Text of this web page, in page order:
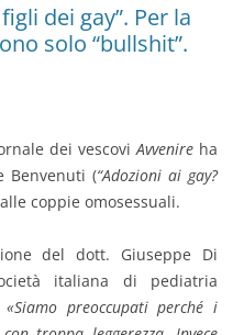
dei gay”. Per la
solo “bullshit”.
dei vescoviAvvenire ha
Benvenuti (“Adozioni ai gay?
coppie omosessuali.
del dott. Giuseppe Di
italiana di pediatria
«Siamo preoccupati perché i